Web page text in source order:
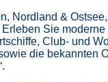
Nordland & Ostsee,
Erleben Sie
Club- und
die bekannten